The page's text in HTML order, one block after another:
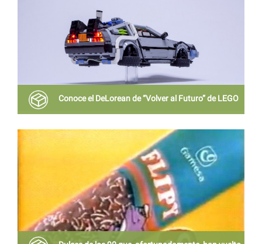
Conoce el DeLorean de “Volver al Futuro” de LEGO
aficionados al Lego como de Volver al Futuro.